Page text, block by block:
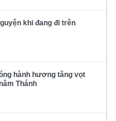
khi đang đi trên
hành hương tăng vọt
Thánh